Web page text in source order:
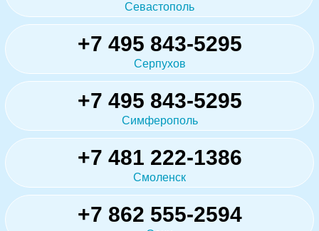
Севастополь
+7 495 843-5295
Серпухов
+7 495 843-5295
Симферополь
+7 481 222-1386
Смоленск
+7 862 555-2594